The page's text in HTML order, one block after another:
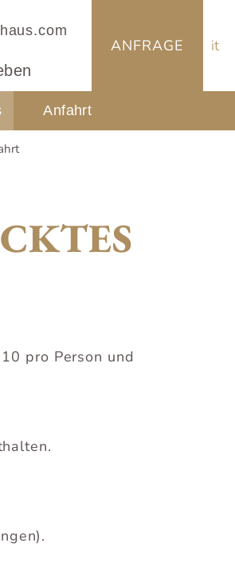
Anfahrt
ANFRAGE it
pro Person und